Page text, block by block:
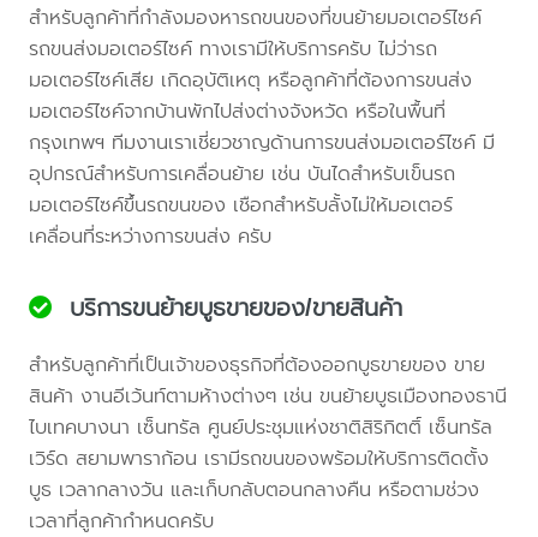
สำหรับลูกค้าที่กำลังมองหารถขนของที่ขนย้ายมอเตอร์ไซค์
รถขนส่งมอเตอร์ไซค์ ทางเรามีให้บริการครับ ไม่ว่ารถ
มอเตอร์ไซค์เสีย เกิดอุบัติเหตุ หรือลูกค้าที่ต้องการขนส่ง
มอเตอร์ไซค์จากบ้านพักไปส่งต่างจังหวัด หรือในพื้นที่
กรุงเทพฯ ทีมงานเราเชี่ยวชาญด้านการขนส่งมอเตอร์ไซค์ มี
อุปกรณ์สำหรับการเคลื่อนย้าย เช่น บันไดสำหรับเข็นรถ
มอเตอร์ไซค์ขึ้นรถขนของ เชือกสำหรับลั้งไม่ให้มอเตอร์
เคลื่อนที่ระหว่างการขนส่ง ครับ
บริการขนย้ายบูธขายของ/ขายสินค้า
สำหรับลูกค้าที่เป็นเจ้าของธุรกิจที่ต้องออกบูธขายของ ขาย
สินค้า งานอีเว้นท์ตามห้างต่างๆ เช่น ขนย้ายบูธเมืองทองธานี
ไบเทคบางนา เซ็นทรัล ศูนย์ประชุมแห่งชาติสิริกิตติ์ เซ็นทรัล
เวิร์ด สยามพาราก้อน เรามีรถขนของพร้อมให้บริการติดตั้ง
บูธ เวลากลางวัน และเก็บกลับตอนกลางคืน หรือตามช่วง
เวลาที่ลูกค้ากำหนดครับ